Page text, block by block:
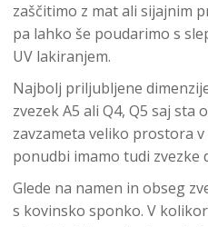
zaščitimo z mat ali sijajnim
pa lahko še poudarimo s
UV lakiranjem.
Najbolj priljubljene
zvezek A5 ali Q4, Q5 saj
zavzameta veliko prostora
ponudbi imamo tudi zvezke
Glede na namen in obseg
s kovinsko sponko. V